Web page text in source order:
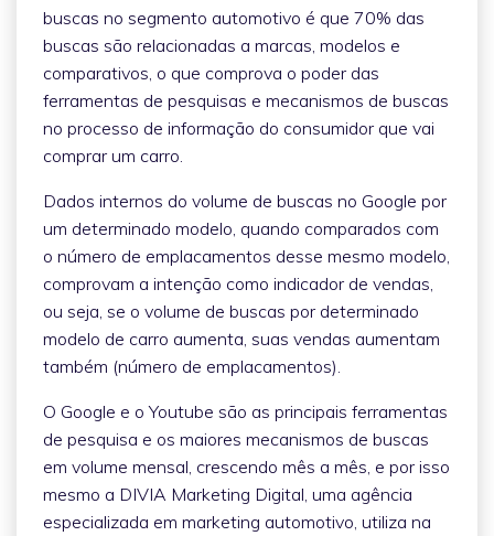
buscas no segmento automotivo é que 70% das
buscas são relacionadas a marcas, modelos e
comparativos, o que comprova o poder das
ferramentas de pesquisas e mecanismos de buscas
no processo de informação do consumidor que vai
comprar um carro.
Dados internos do volume de buscas no Google por
um determinado modelo, quando comparados com
o número de emplacamentos desse mesmo modelo,
comprovam a intenção como indicador de vendas,
ou seja, se o volume de buscas por determinado
modelo de carro aumenta, suas vendas aumentam
também (número de emplacamentos).
O Google e o Youtube são as principais ferramentas
de pesquisa e os maiores mecanismos de buscas
em volume mensal, crescendo mês a mês, e por isso
mesmo a DIVIA Marketing Digital, uma agência
especializada em marketing automotivo, utiliza na